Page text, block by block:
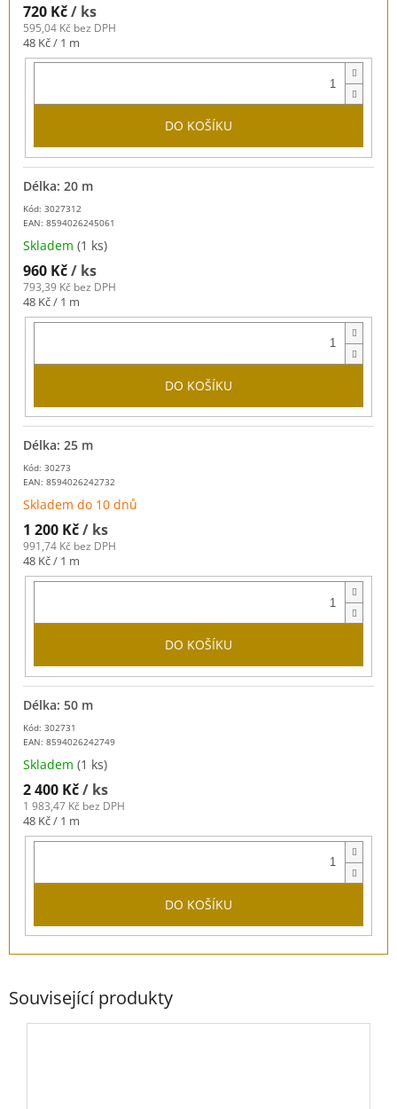
720 Kč/ ks
595,04 Kč bez DPH
Měrná
cena:
48 Kč / 1 m
DO KOŠÍKU
Kód: 3027312
EAN: 8594026245061
Délka: 20 m
Skladem (1 ks)
960 Kč/ ks
793,39 Kč bez DPH
Měrná
cena:
48 Kč / 1 m
DO KOŠÍKU
Kód: 30273
EAN: 8594026242732
Délka: 25 m
Skladem do 10 dnů
1 200 Kč/ ks
991,74 Kč bez DPH
Měrná
cena:
48 Kč / 1 m
DO KOŠÍKU
Kód: 302731
EAN: 8594026242749
Délka: 50 m
Skladem (1 ks)
2 400 Kč/ ks
1 983,47 Kč bez DPH
Měrná
cena:
48 Kč / 1 m
DO KOŠÍKU
Související produkty